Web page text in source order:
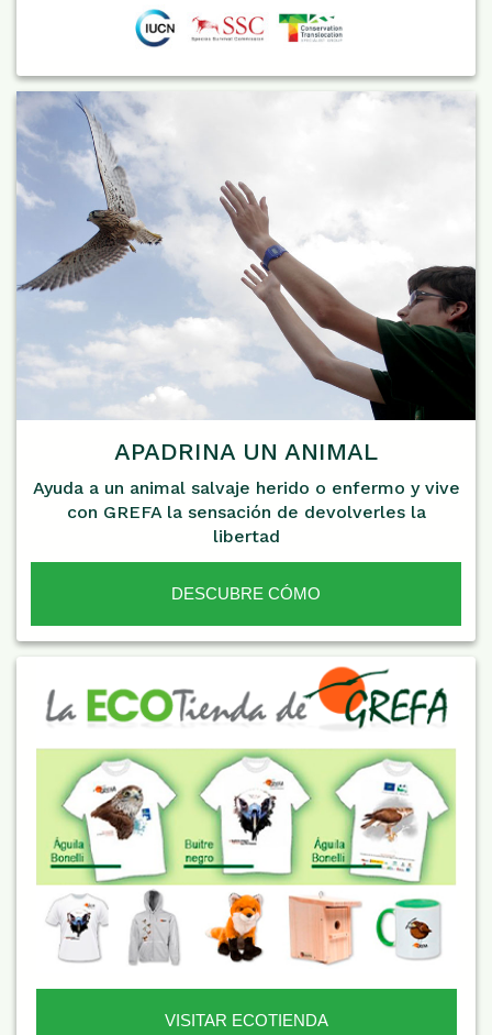
APADRINA UN ANIMAL
Ayuda a un animal salvaje herido o enfermo y vive
con GREFA la sensación de devolverles la
libertad
DESCUBRE CÓMO
VISITAR ECOTIENDA